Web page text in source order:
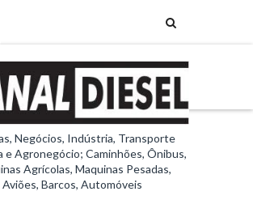
Negócios, Indústria, Transporte
e Agronegócio; Caminhões, Ônibus,
Agrícolas, Maquinas Pesadas,
Aviões, Barcos, Automóveis